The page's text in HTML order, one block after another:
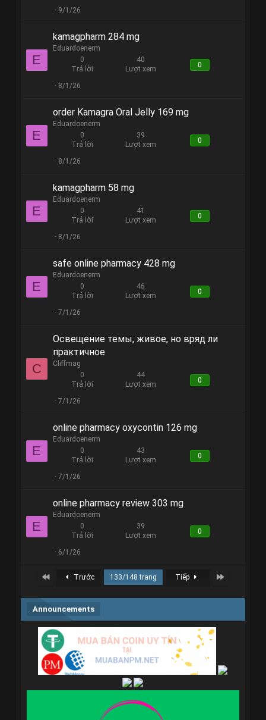
9/1/26
E
kamagpharm 284 mg
Eduardoenerm
0
Trả lời
40
Lượt xem
0
8/1/26
E
order Kamagra Oral Jelly 169 mg
Eduardoenerm
0
Trả lời
39
Lượt xem
0
8/1/26
E
kamagpharm 58 mg
Eduardoenerm
0
Trả lời
41
Lượt xem
0
8/1/26
E
safe online pharmacy 428 mg
Eduardoenerm
0
Trả lời
46
Lượt xem
0
7/1/26
C
Освещение темы, живое, но вряд ли
практичное
Cliffmag
0
Trả lời
44
Lượt xem
0
7/1/26
E
online pharmacy oxycontin 126 mg
Eduardoenerm
0
Trả lời
43
Lượt xem
0
7/1/26
E
online pharmacy review 303 mg
Eduardoenerm
0
Trả lời
39
Lượt xem
0
6/1/26
First Trước 133/148 trang Tiếp
Announcements